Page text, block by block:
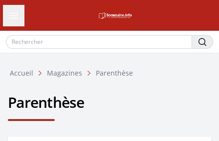
Ouvrir le tiroir de navigation
Accueil Magazines Parenthèse
Parenthèse